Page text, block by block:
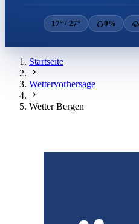
17° / 27° 0%
Startseite
Wettervorhersage
Wetter Bergen